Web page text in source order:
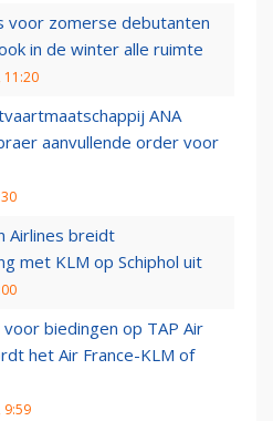
voor zomerse debutanten
in de winter alle ruimte
11:20
ANA
aanvullende order voor
Airlines breidt
met KLM op Schiphol uit
biedingen op TAP Air
het Air France-KLM of
9:59